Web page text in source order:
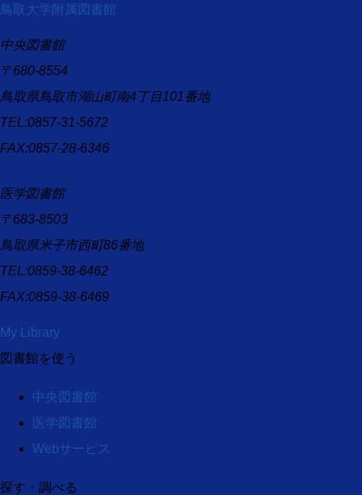
鳥取大学附属図書館
中央図書館
〒680-8554
鳥取県鳥取市湖山町南4丁目101番地
TEL:0857-31-5672
FAX:0857-28-6346
医学図書館
〒683-8503
鳥取県米子市西町86番地
TEL:0859-38-6462
FAX:0859-38-6469
My Library
図書館を使う
中央図書館
医学図書館
Webサービス
探す・調べる